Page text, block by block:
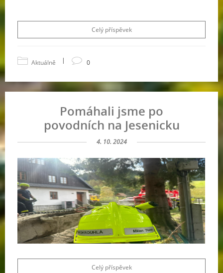
Celý příspěvek
Aktuálně | 0
Pomáhali jsme po
povodních na Jesenicku
4. 10. 2024
Celý příspěvek